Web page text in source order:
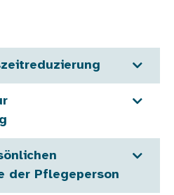
der Pflegeperson